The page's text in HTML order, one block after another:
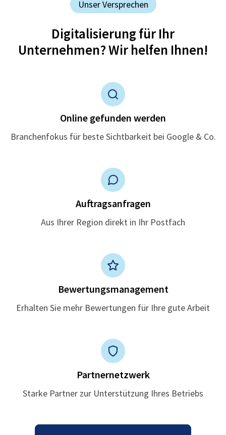
Unser Versprechen
Digitalisierung für Ihr
Unternehmen? Wir helfen Ihnen!
Online gefunden werden
Branchenfokus für beste Sichtbarkeit bei Google & Co.
Auftragsanfragen
Aus Ihrer Region direkt in Ihr Postfach
Bewertungsmanagement
Erhalten Sie mehr Bewertungen für Ihre gute Arbeit
Partnernetzwerk
Starke Partner zur Unterstützung Ihres Betriebs